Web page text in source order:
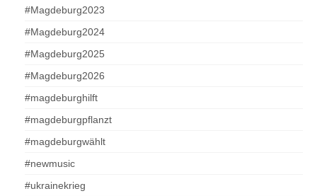
#Magdeburg2023
#Magdeburg2024
#Magdeburg2025
#Magdeburg2026
#magdeburghilft
#magdeburgpflanzt
#magdeburgwählt
#newmusic
#ukrainekrieg